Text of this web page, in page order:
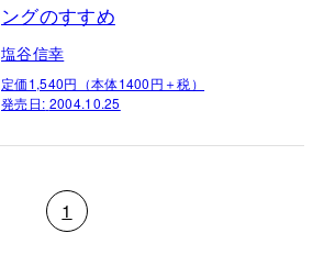
ングのすすめ
塩谷信幸
定価1,540円（本体1400円＋税）
発売日: 2004.10.25
1